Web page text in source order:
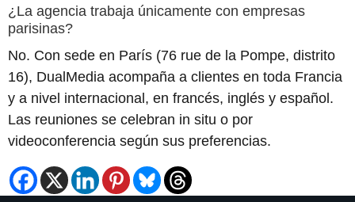
¿La agencia trabaja únicamente con empresas
parisinas?
No. Con sede en París (76 rue de la Pompe, distrito
16), DualMedia acompaña a clientes en toda Francia
y a nivel internacional, en francés, inglés y español.
Las reuniones se celebran in situ o por
videoconferencia según sus preferencias.